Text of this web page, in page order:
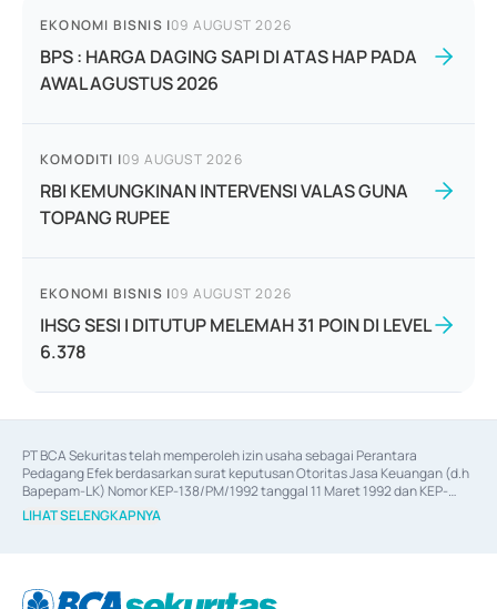
EKONOMI BISNIS |09 AUGUST 2026
BPS : HARGA DAGING SAPI DI ATAS HAP PADA
AWAL AGUSTUS 2026
KOMODITI |09 AUGUST 2026
RBI KEMUNGKINAN INTERVENSI VALAS GUNA
TOPANG RUPEE
EKONOMI BISNIS |09 AUGUST 2026
IHSG SESI I DITUTUP MELEMAH 31 POIN DI LEVEL
6.378
PT BCA Sekuritas telah memperoleh izin usaha sebagai Perantara
Pedagang Efek berdasarkan surat keputusan Otoritas Jasa Keuangan (d.h
Bapepam-LK) Nomor KEP-138/PM/1992 tanggal 11 Maret 1992 dan KEP-
06/D.04/2014 tanggal 28 Februari 2014, izin usaha sebagai Penjamin Emisi
Efek berdasarkan surat keputusan Otoritas Jasa Keuangan Nomor KEP-
berdasarkan surat keputusan Otoritas Jasa Keuangan Nomor S-
LIHAT SELENGKAPNYA